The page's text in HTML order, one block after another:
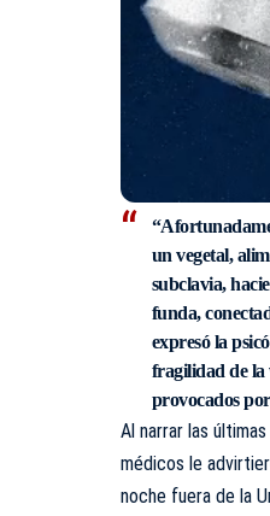
un vegetal,
subclavia,
funda,
expresó la
fragilidad de la
provocados
Al narrar las
médicos le
noche fuera de la